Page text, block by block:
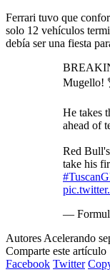
Ferrari tuvo que
solo 12 vehículos
debía ser una fiesta
Mugello!
He takes
ahead of
Red Bull's
take his
—
Autores Acelerando
Comparte este artículo
Facebook Twitter